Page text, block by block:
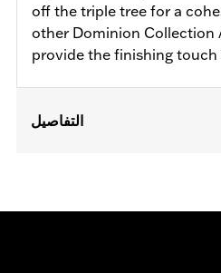
off the triple tree for a
other Dominion Collection
provide the finishing touch
التفاصيل
FLSTFB, FLSTFBS and